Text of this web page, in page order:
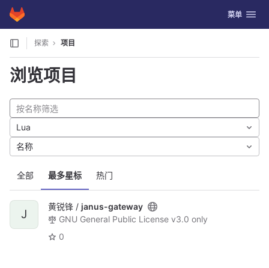
Skip to content
GitLab 切换导航
菜单
探索 项目
浏览项目
全部 最多星标 热门
Lua
名称
J
黄锐锋 / janus-gateway
GNU General Public License v3.0 only
0